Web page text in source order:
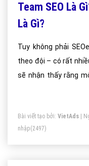
Team SEO Là
Là Gì?
Tuy không phải
theo đội – có rất
sẽ nhận thấy rằng
Bài viết tạo bởi: VietAds |
nhập(2497)